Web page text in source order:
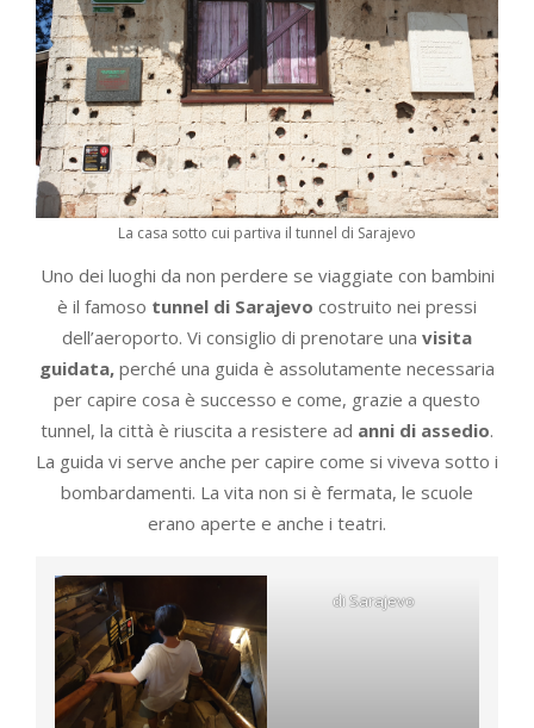
La casa sotto cui partiva il tunnel di Sarajevo
Uno dei luoghi da non perdere se viaggiate con bambini
è il famoso tunnel di Sarajevo costruito nei pressi
dell’aeroporto. Vi consiglio di prenotare una visita
guidata, perché una guida è assolutamente necessaria
per capire cosa è successo e come, grazie a questo
tunnel, la città è riuscita a resistere ad anni di assedio.
La guida vi serve anche per capire come si viveva sotto i
bombardamenti. La vita non si è fermata, le scuole
erano aperte e anche i teatri.
di Sarajevo